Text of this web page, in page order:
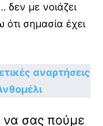
δεν με νοιάζει
ότι σημασία έχει
αναρτήσεις
σας πούμε